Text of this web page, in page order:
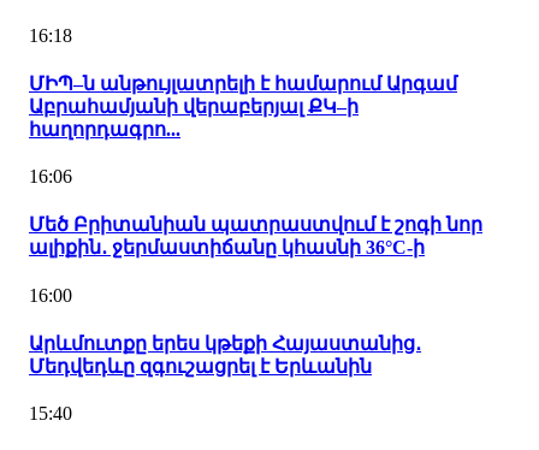
16:18
ՄԻՊ–ն անթույլատրելի է համարում Արգամ
Աբրահամյանի վերաբերյալ ՔԿ–ի
հաղորդագրո...
16:06
Մեծ Բրիտանիան պատրաստվում է շոգի նոր
ալիքին․ ջերմաստիճանը կհասնի 36°C-ի
16:00
Արևմուտքը երես կթեքի Հայաստանից․
Մեդվեդևը զգուշացրել է Երևանին
15:40